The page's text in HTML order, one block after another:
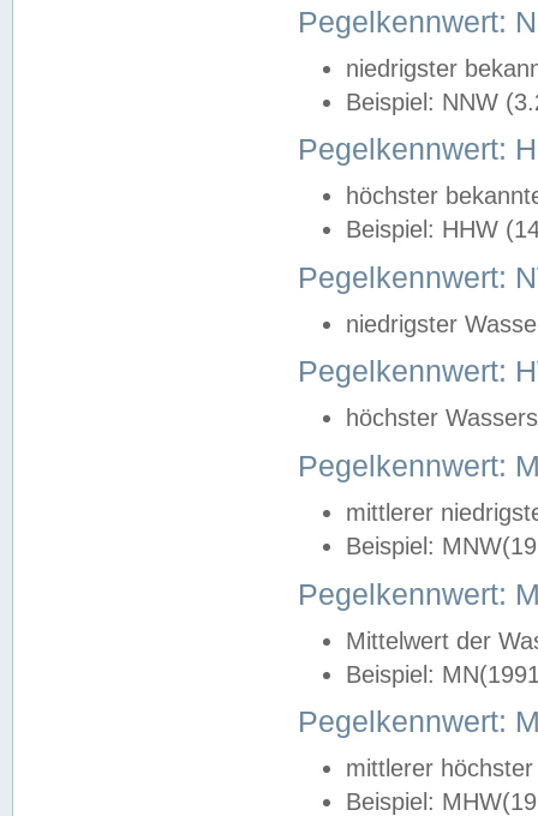
Pegelkennwert:
niedrigster
Beispiel: NNW
Pegelkennwert:
höchster
Beispiel: HHW
Pegelkennwert:
niedrigster
Pegelkennwert:
höchster
Pegelkennwert:
mittlerer
Beispiel:
Pegelkennwert:
Mittelwert der
Beispiel:
Pegelkennwert:
mittlerer
Beispiel: